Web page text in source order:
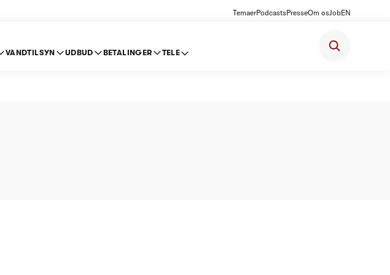
TemaerPodcastsPresseOm osJobEN
VANDTILSYN UDBUD BETALINGER TELE